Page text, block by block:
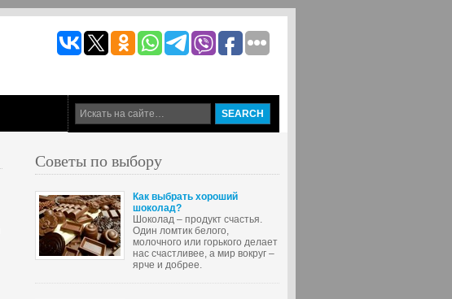
Советы по выбору
Как выбрать хороший
шоколад?
Шоколад – продукт счастья.
Один ломтик белого,
молочного или горького делает
нас счастливее, а мир вокруг –
ярче и добрее.